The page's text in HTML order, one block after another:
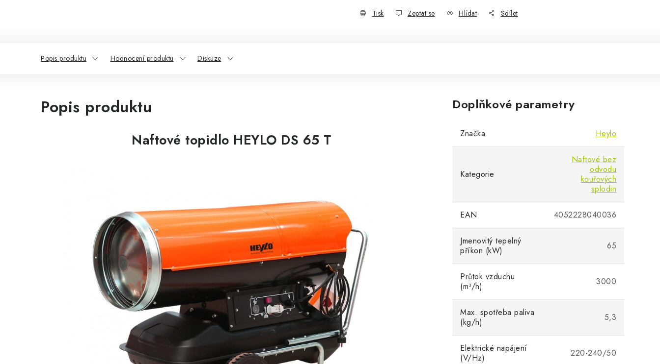
Tisk Zeptat se Hlídat Sdílet
Popis produktu Hodnocení produktu Diskuze
Popis produktu
Naftové topidlo HEYLO DS 65 T
Doplňkové parametry
Značka Heylo
Kategorie
Naftové bez
odvodu
kouřových
splodin
EAN 4052228040036
Jmenovitý tepelný
příkon (kW)
65
Průtok vzduchu
(m³/h)
3000
Max. spotřeba paliva
(kg/h)
5,3
Elektrické napájení
(V/Hz)
220-240/50